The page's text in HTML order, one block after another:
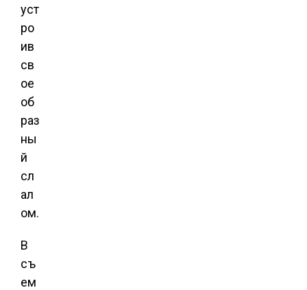
уст
ро
ив
св
ое
об
раз
ны
й
сл
ал
ом.
В
съ
ем